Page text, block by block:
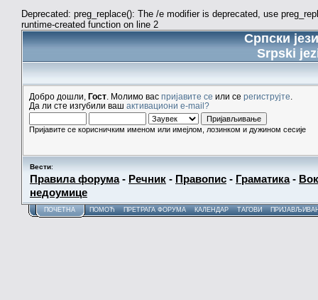
Deprecated: preg_replace(): The /e modifier is deprecated, use
runtime-created function on line 2
Српски
Srpski
Добро дошли, Гост . Молимо вас пријавите се или се региструјте
Да ли сте изгубили ваш активациони e-mail?
Пријавите се корисничким именом или имејлом, лозинком и дужином сесије
Вести:
Правила форума- Речник - Правопис - Граматика-
недоумице
ПОЧЕТНА ПОМОЋ ПРЕТРАГА ФОРУМА КАЛЕНДАР ТАГОВИ